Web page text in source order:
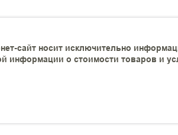
сайт носит исключительно
информации о стоимости товаров и